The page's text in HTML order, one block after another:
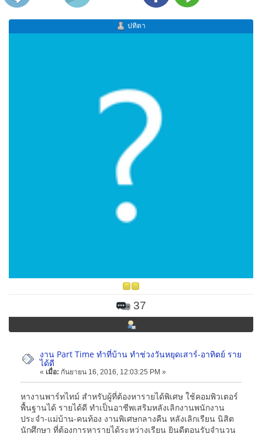
ปทิตา
37
งาน Part Time ทำที่บ้าน ทำช่วงวันหยุดเสาร์-อาทิตย์ ราย
ได้ดี
« เมื่อ: กันยายน 16, 2016, 12:03:25 PM »
หางานพาร์ทไทม์ สำหรับผู้ที่ต้องหารายได้พิเศษ ใช้คอมพิวเตอร์
พื้นฐานได้ รายได้ดี ทำเป็นอาชีพเสริมหลังเลิกงานพนักงาน
ประจำ-แม่บ้าน-คนท้อง งานพิเศษกลางคืน หลังเลิกเรียน นิสิต
นักศึกษา ที่ต้องการหารายได้ระหว่างเรียน ยินดีตอนรับจำนวน